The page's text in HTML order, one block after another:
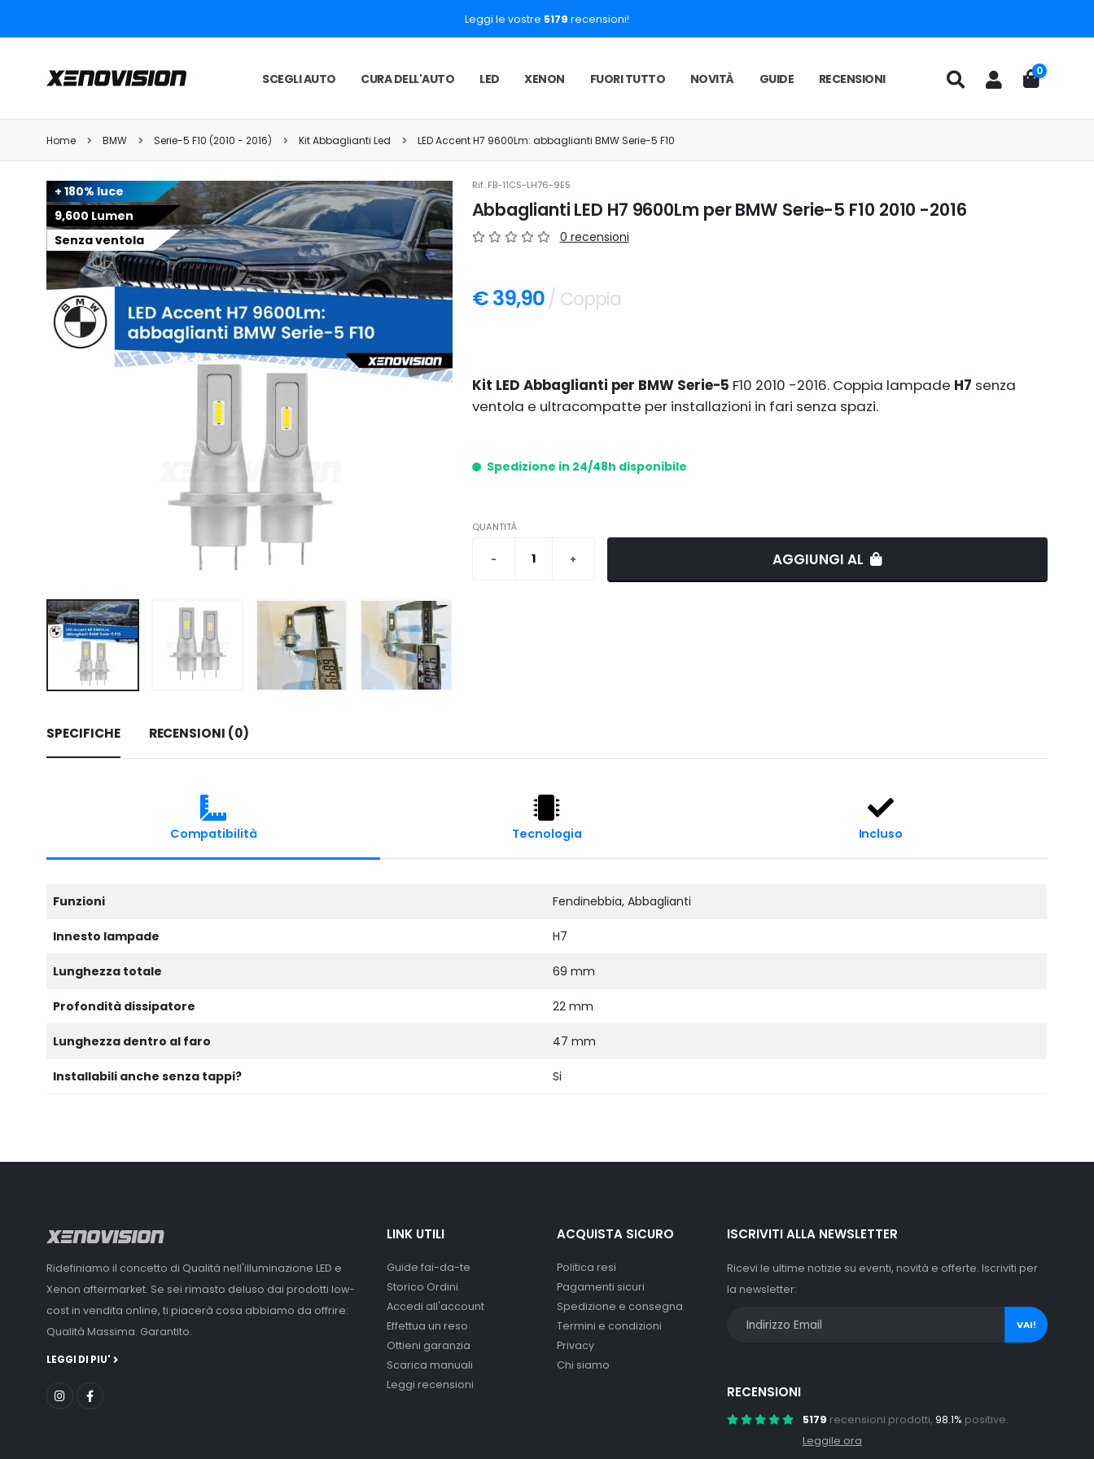
Leggi le vostre 5179 recensioni!
SCEGLI AUTO CURA DELL'AUTO LED XENON FUORI TUTTO NOVITÀ GUIDE RECENSIONI
0
Home BMW Serie-5 F10 (2010 - 2016) Kit Abbaglianti Led LED Accent H7 9600Lm: abbaglianti BMW Serie-5 F10
+ 180% luce
9,600 Lumen
Senza ventola
Rif. FB-11CS-LH76-9E5
Abbaglianti LED H7 9600Lm per BMW Serie-5 F10 2010 -2016
0 recensioni
€ 39,90 / Coppia
Kit LED Abbaglianti per BMW Serie-5 F10 2010 -2016. Coppia lampade H7 senza
ventola e ultracompatte per installazioni in fari senza spazi.
Spedizione in 24/48h disponibile
QUANTITÀ
AGGIUNGI AL
SPECIFICHE RECENSIONI (0)
Compatibilità Tecnologia Incluso
Funzioni Fendinebbia, Abbaglianti
Innesto lampade H7
Lunghezza totale 69 mm
Profondità dissipatore 22 mm
Lunghezza dentro al faro 47 mm
Installabili anche senza tappi? Si
Ridefiniamo il concetto di Qualità nell'illuminazione LED e
Xenon aftermarket. Se sei rimasto deluso dai prodotti low-
cost in vendita online, ti piacerà cosa abbiamo da offrire:
Qualità Massima. Garantito.
LEGGI DI PIU'
LINK UTILI
Guide fai-da-te
Storico Ordini
Accedi all'account
Effettua un reso
Ottieni garanzia
Scarica manuali
Leggi recensioni
ACQUISTA SICURO
Politica resi
Pagamenti sicuri
Spedizione e consegna
Termini e condizioni
Privacy
Chi siamo
ISCRIVITI ALLA NEWSLETTER
Ricevi le ultime notizie su eventi, novità e offerte. Iscriviti per
la newsletter:
VAI!
RECENSIONI
5179 recensioni prodotti, 98.1% positive.
Leggile ora